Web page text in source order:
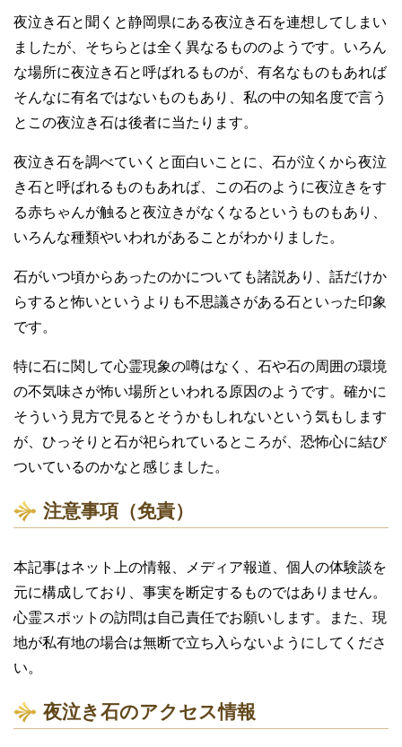
夜泣き石と聞くと静岡県にある夜泣き石を連想してしまい
ましたが、そちらとは全く異なるもののようです。いろん
な場所に夜泣き石と呼ばれるものが、有名なものもあれば
そんなに有名ではないものもあり、私の中の知名度で言う
とこの夜泣き石は後者に当たります。
夜泣き石を調べていくと面白いことに、石が泣くから夜泣
き石と呼ばれるものもあれば、この石のように夜泣きをす
る赤ちゃんが触ると夜泣きがなくなるというものもあり、
いろんな種類やいわれがあることがわかりました。
石がいつ頃からあったのかについても諸説あり、話だけか
らすると怖いというよりも不思議さがある石といった印象
です。
特に石に関して心霊現象の噂はなく、石や石の周囲の環境
の不気味さが怖い場所といわれる原因のようです。確かに
そういう見方で見るとそうかもしれないという気もします
が、ひっそりと石が祀られているところが、恐怖心に結び
ついているのかなと感じました。
注意事項（免責）
本記事はネット上の情報、メディア報道、個人の体験談を
元に構成しており、事実を断定するものではありません。
心霊スポットの訪問は自己責任でお願いします。また、現
地が私有地の場合は無断で立ち入らないようにしてくださ
い。
夜泣き石のアクセス情報